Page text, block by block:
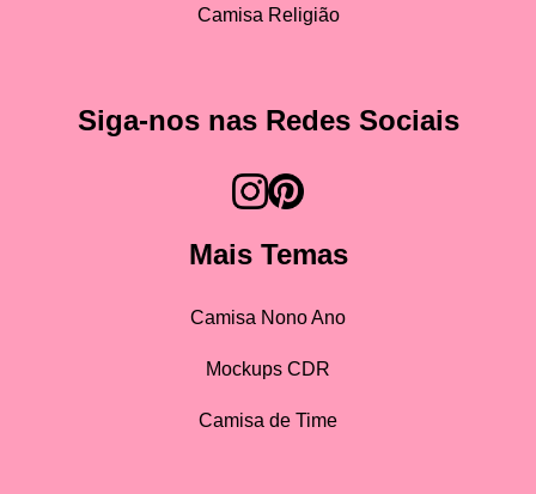
Camisa Religião
Siga-nos nas Redes Sociais
Mais Temas
Camisa Nono Ano
Mockups CDR
Camisa de Time